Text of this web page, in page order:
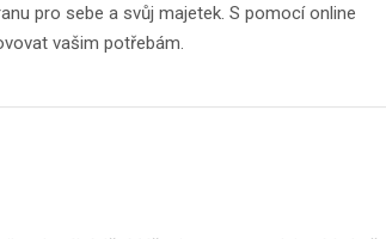
pro sebe a svůj majetek. S pomocí online
vašim potřebám.